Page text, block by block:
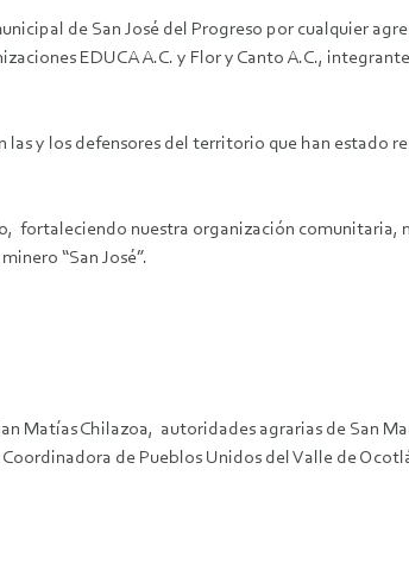
de San José del Progreso por cualquier
EDUCA A.C. y Flor y Canto A.C.,
y los defensores del territorio que han estado
fortaleciendo nuestra organización comunitaria,
“San José”.
Matías Chilazoa, autoridades agrarias de San
de Pueblos Unidos del Valle de